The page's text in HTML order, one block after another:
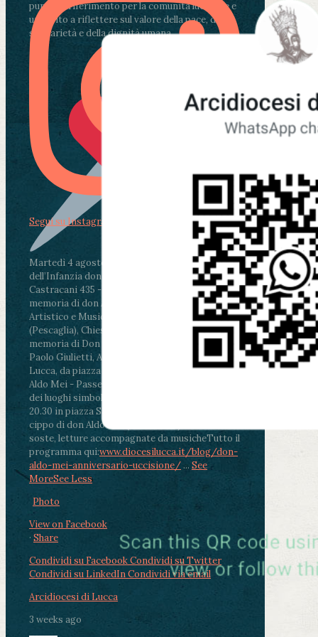
punto di riferimento per la comunità lucchese e
un invito a riflettere sul valore della pace, della
solidarietà e della dignità umana.
Martedì 4 agosto2026
ore 11:30 - Lucca, Scuola
dell’Infanzia don Aldo Mei - Viale Castruccio
Castracani 435 - Inaugurazione murales in
memoria di don Aldo Mei curato dal Liceo
Artistico e Musicale “Passaglia”
ore 18 - Fiano
(Pescaglia), Chiesa parrocchiale - Messa in
memoria di Don Aldo Mei celebrata da mons.
Paolo Giulietti, Arcivescovo di Lucca
ore 20.30 -
Lucca, da piazza San Michele al Cippo di don
Aldo Mei - Passeggiata della Memoria in alcuni
dei luoghi simbolo della città. Ritrovo alle ore
20.30 in piazza San Michele con conclusione al
cippo di don Aldo Mei (Porta Elisa). Durante le
soste, letture accompagnate da musicheTutto il
programma qui:www.diocesilucca.it/blog/don-
aldo-mei-anniversario-uccisione/ ... See
MoreSee Less
Photo
View on Facebook
· Share
Condividi su FacebookCondividi su Twitter
Condividi su LinkedInCondividi via email
Arcidiocesi di Lucca
3 weeks ago
Segui su Instagram